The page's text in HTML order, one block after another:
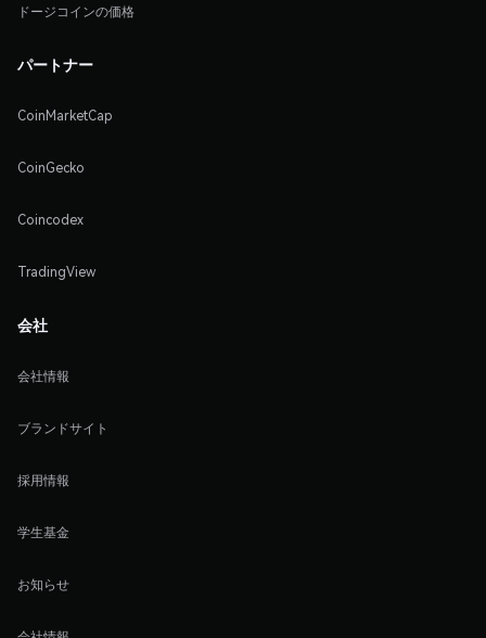
ドージコインの価格
パートナー
CoinMarketCap
CoinGecko
Coincodex
TradingView
会社
会社情報
ブランドサイト
採用情報
学生基金
お知らせ